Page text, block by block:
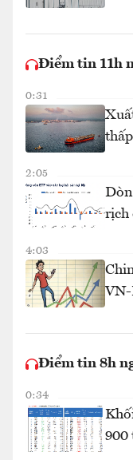
Điểm tin 11h
0:31
2:05
rịch
4:03
VN-
Điểm tin 8h
0:34
900